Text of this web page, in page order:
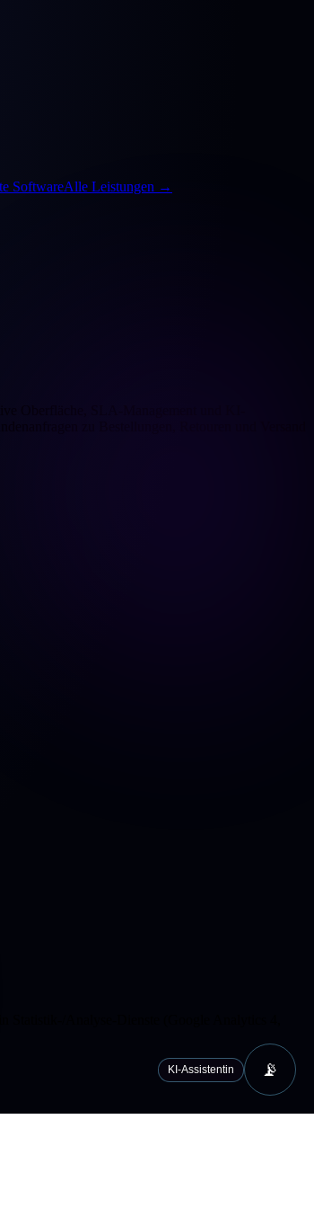
SoftwareAlle Leistungen →
Oberfläche, SLA-Management und KI-
zu Bestellungen, Retouren und Versand
KI-Assistentin 📡